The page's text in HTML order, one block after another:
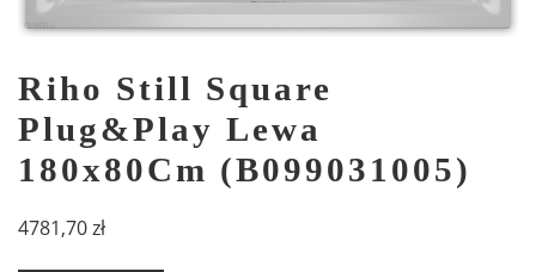
Riho Still Square
Plug&Play Lewa
180x80Cm (B099031005)
4781,70zł